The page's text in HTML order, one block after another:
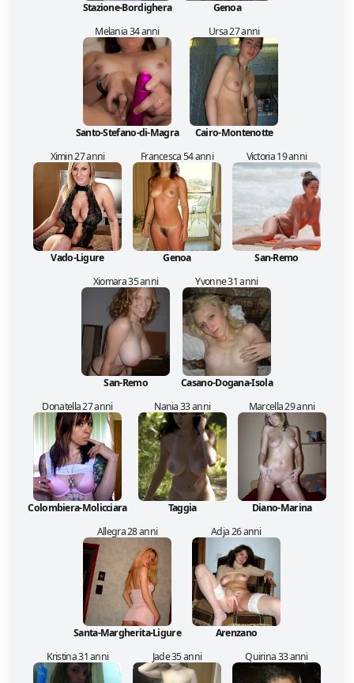
Stazione-Bordighera
Genoa
Melania 34 anni
Santo-Stefano-di-Magra
Ursa 27 anni
Cairo-Montenotte
Ximin 27 anni
Vado-Ligure
Francesca 54 anni
Genoa
Victoria 19 anni
San-Remo
Xiomara 35 anni
San-Remo
Yvonne 31 anni
Casano-Dogana-Isola
Donatella 27 anni
Colombiera-Molicciara
Nania 33 anni
Taggia
Marcella 29 anni
Diano-Marina
Allegra 28 anni
Santa-Margherita-Ligure
Adja 26 anni
Arenzano
Kristina 31 anni
Jade 35 anni Quirina 33 anni